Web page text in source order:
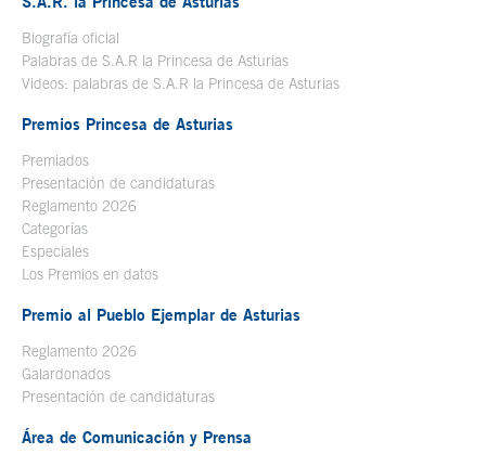
Biografía oficial
Palabras de S.A.R la Princesa de Asturias
Videos: palabras de S.A.R la Princesa de Asturias
Premios Princesa de Asturias
Premiados
Presentación de candidaturas
Reglamento 2026
Categorías
Especiales
Los Premios en datos
Premio al Pueblo Ejemplar de Asturias
Reglamento 2026
Galardonados
Presentación de candidaturas
Área de Comunicación y Prensa